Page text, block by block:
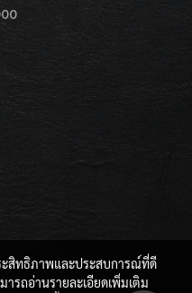
ะสิทธิภาพและประสบการณ์ที่ดี
ารถอ่านรายละเอียดเพิ่มเติม